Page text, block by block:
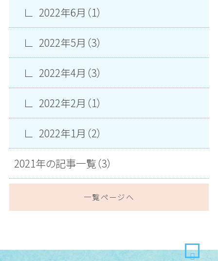
2022年6月（1）
2022年5月（3）
2022年4月（3）
2022年2月（1）
2022年1月（2）
2021年の記事一覧（3）
一覧ページへ